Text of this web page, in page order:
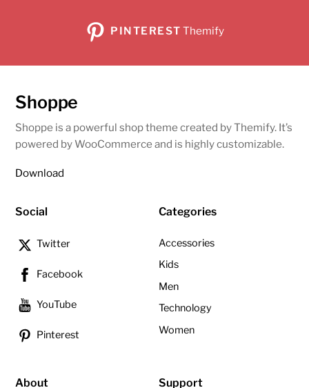
PINTEREST Themify
Shoppe
Shoppe is a powerful shop theme created by Themify. It’s
powered by WooCommerce and is highly customizable.
Download
Social
Twitter
Facebook
YouTube
Pinterest
Categories
Accessories
Kids
Men
Technology
Women
About Support